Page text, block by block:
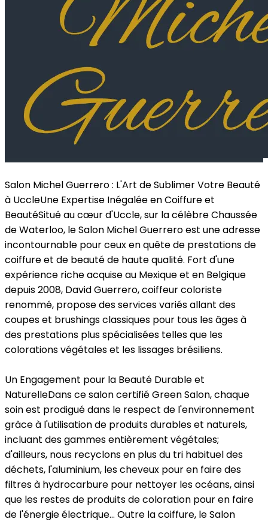
Salon Michel Guerrero : L'Art de Sublimer Votre Beauté
à UccleUne Expertise Inégalée en Coiffure et
BeautéSitué au cœur d'Uccle, sur la célèbre Chaussée
de Waterloo, le Salon Michel Guerrero est une adresse
incontournable pour ceux en quête de prestations de
coiffure et de beauté de haute qualité. Fort d'une
expérience riche acquise au Mexique et en Belgique
depuis 2008, David Guerrero, coiffeur coloriste
renommé, propose des services variés allant des
coupes et brushings classiques pour tous les âges à
des prestations plus spécialisées telles que les
colorations végétales et les lissages brésiliens.
Un Engagement pour la Beauté Durable et
NaturelleDans ce salon certifié Green Salon, chaque
soin est prodigué dans le respect de l'environnement
grâce à l'utilisation de produits durables et naturels,
incluant des gammes entièrement végétales;
d'ailleurs, nous recyclons en plus du tri habituel des
déchets, l'aluminium, les cheveux pour en faire des
filtres à hydrocarbure pour nettoyer les océans, ainsi
que les restes de produits de coloration pour en faire
de l'énergie électrique... Outre la coiffure, le Salon